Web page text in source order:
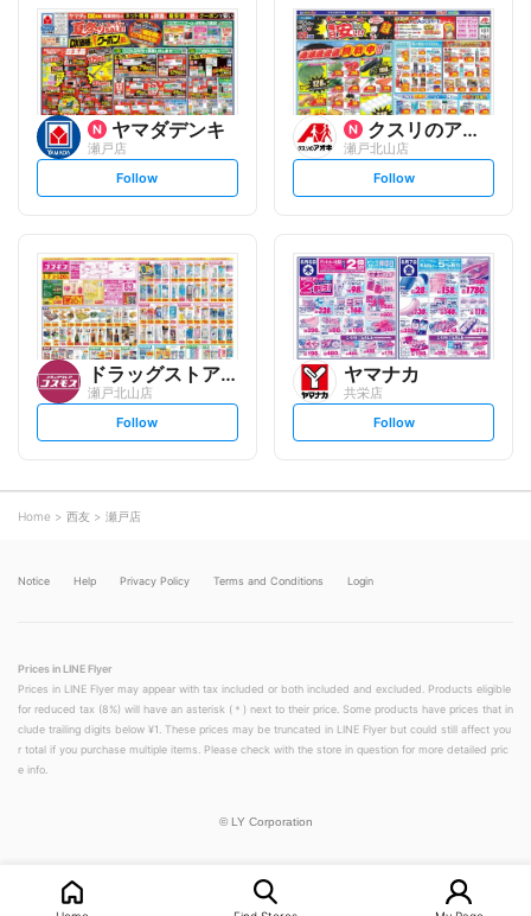
l
o
w
l
o
w
ヤマダデンキ
瀬戸店
s
t
l
o
w
Follow
クスリのアオキ
瀬戸北山店
s
t
l
o
w
Follow
ドラッグストアコスモス
瀬戸北山店
s
t
o
w
Follow
ヤマナカ
共栄店
s
t
Follow
Home 西友 瀬戸店
Notice Help Privacy Policy Terms and Conditions Login
Prices in LINE Flyer
Prices in LINE Flyer may appear with tax included or both included and excluded. Products eligible
for reduced tax (8%) will have an asterisk (＊) next to their price. Some products have prices that in
clude trailing digits below ¥1. These prices may be truncated in LINE Flyer but could still affect you
r total if you purchase multiple items. Please check with the store in question for more detailed pric
e info.
© LY Corporation